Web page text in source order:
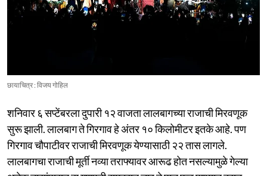
छायाचित्र : विजय गोहिल
शनिवार ६ सप्टेंबरला दुपारी १२ वाजता लालबागच्या राजाची मिरवणूक
सुरू झाली. लालबाग ते गिरगाव हे अंतर १० किलोमीटर इतके आहे. पण
गिरगाव चौपाटीवर राजाची मिरवणूक येण्यासाठी २२ तास लागले.
लालबागचा राजाची मूर्ती नव्या तराफ्यावर आरूढ होत नसल्यामुळे गेल्या